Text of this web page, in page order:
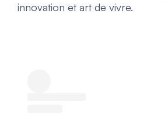
innovation et art de vivre.